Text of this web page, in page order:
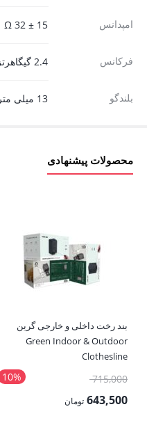
امپدانس 15 ± 32 Ω
فرکانس 2.4 گیگاهرتز – 2.48 گیگاهرتز
بلندگو 13 میلی متر
محصولات پیشنهادی
بند رخت داخلی و خارجی گرین
Green Indoor & Outdoor
Clothesline
10% 715,000قیمت
اصلی:643,500 تومان